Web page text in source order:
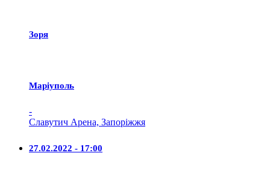
Зоря
Маріуполь
-
Славутич Арена, Запоріжжя
27.02.2022 - 17:00